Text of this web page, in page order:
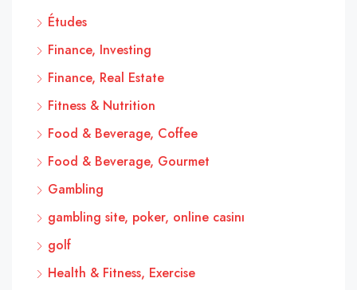
Études
Finance, Investing
Finance, Real Estate
Fitness & Nutrition
Food & Beverage, Coffee
Food & Beverage, Gourmet
Gambling
gambling site, poker, online casinı
golf
Health & Fitness, Exercise